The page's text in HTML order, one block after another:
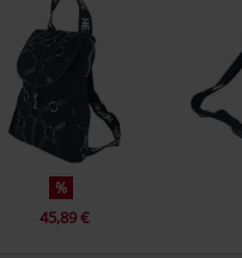
%
45,89 €